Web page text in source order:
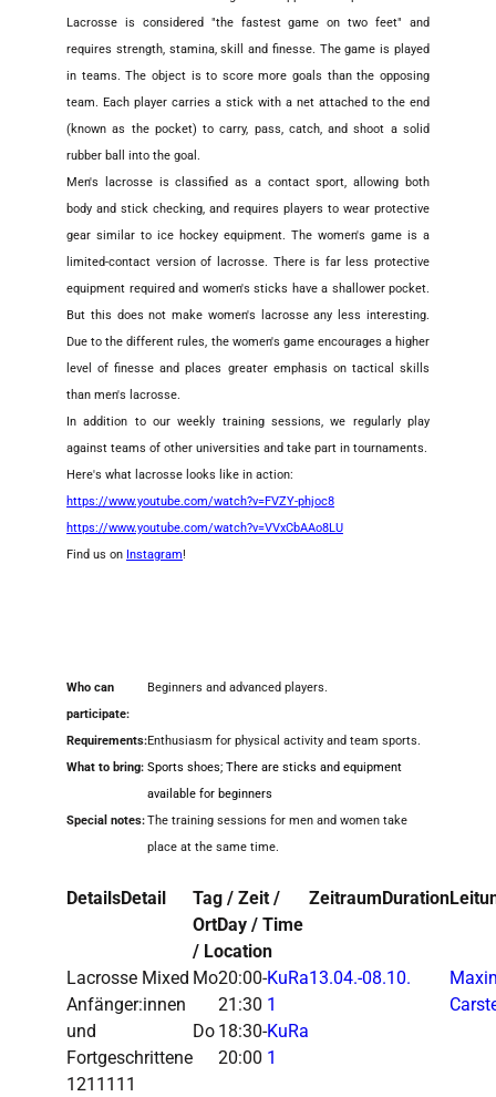
Lacrosse is considered "the fastest game on two feet" and
requires strength, stamina, skill and finesse. The game is played
in teams. The object is to score more goals than the opposing
team. Each player carries a stick with a net attached to the end
(known as the pocket) to carry, pass, catch, and shoot a solid
rubber ball into the goal.
Men's lacrosse is classified as a contact sport, allowing both
body and stick checking, and requires players to wear protective
gear similar to ice hockey equipment. The women's game is a
limited-contact version of lacrosse. There is far less protective
equipment required and women's sticks have a shallower pocket.
But this does not make women's lacrosse any less interesting.
Due to the different rules, the women's game encourages a higher
level of finesse and places greater emphasis on tactical skills
than men's lacrosse.
In addition to our weekly training sessions, we regularly play
against teams of other universities and take part in tournaments.
Here's what lacrosse looks like in action:
https://www.youtube.com/watch?v=FVZY-phjoc8
https://www.youtube.com/watch?v=VVxCbAAo8LU
Find us on Instagram!
Who can
participate:
Beginners and advanced players.
Requirements:Enthusiasm for physical activity and team sports.
What to bring: Sports shoes; There are sticks and equipment
available for beginners
Special notes:The training sessions for men and women take
place at the same time.
DetailsDetail
Tag / Zeit /
OrtDay / Time
/ Location
ZeitraumDuration
Lacrosse Mixed
Anfänger:innen
und
Fortgeschrittene
1211111
Mo20:00-
21:30
KuRa
1
Do 18:30-
20:00
KuRa
1
13.04.-08.10.